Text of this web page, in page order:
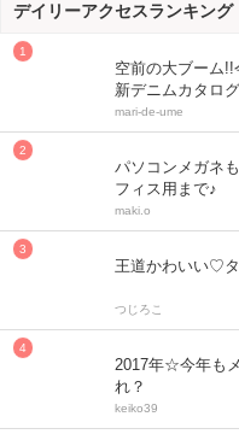
デイリーアクセスランキング
空前の大ブーム
新デニムカタログ
mari-de-ume
パソコンメガネ
フィス用まで♪
maki.o
王道かわいい♡
つじろこ
2017年☆今年も
れ？
keiko39